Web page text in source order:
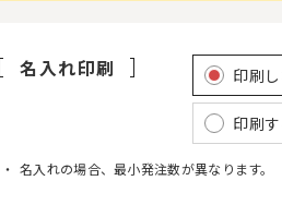
名入れ印刷 印刷
印刷
名入れの場合、最小発注数が異なります。